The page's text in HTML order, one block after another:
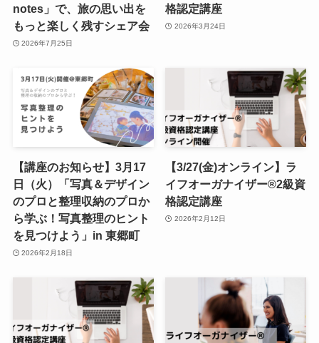
notes」で、旅の思い出を
もっと楽しく残すシェア会
2026年7月25日
格認定講座
2026年3月24日
【講座のお知らせ】3月17
日（火）「写真＆デザイン
のプロと整理収納のプロか
ら学ぶ！写真整理のヒント
を見つけよう」in 東郷町
2026年2月18日
【3/27(金)オンライン】ラ
イフオーガナイザー®︎2級資
格認定講座
2026年2月12日